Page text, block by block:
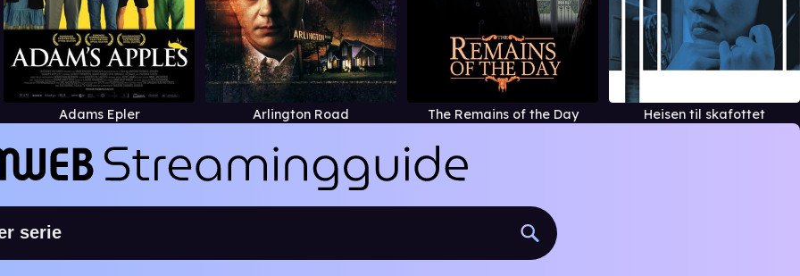
Adams Epler Arlington Road The Remains of the Day Heisen til skafottet